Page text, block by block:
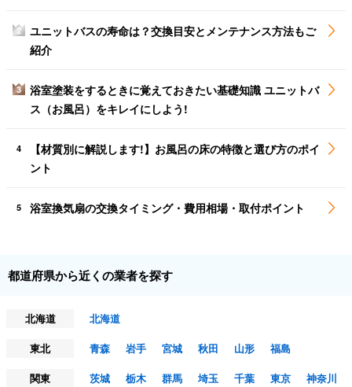
2
ユニットバスの寿命は？交換目安とメンテナンス方法もご
紹介
3
浴室塗装をするときに覚えておきたい基礎知識 ユニットバ
ス（お風呂）をキレイにしよう!
4
【材質別に解説します!】お風呂の床の特徴と選び方のポイ
ント
5 浴室換気扇の交換タイミング・費用相場・取付ポイント
都道府県から近くの業者を探す
北海道
北海道
東北
青森 岩手 宮城 秋田 山形
福島
関東
茨城 栃木 群馬 埼玉 千葉 東京
神奈川